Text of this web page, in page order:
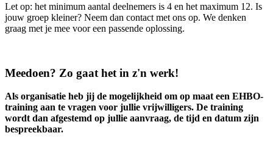
Let op: het minimum aantal deelnemers is 4 en het maximum 12. Is
jouw groep kleiner? Neem dan contact met ons op. We denken
graag met je mee voor een passende oplossing.
Meedoen? Zo gaat het in z'n werk!
Als organisatie heb jij de mogelijkheid om op maat een EHBO-
training aan te vragen voor jullie vrijwilligers. De training
wordt dan afgestemd op jullie aanvraag, de tijd en datum zijn
bespreekbaar.